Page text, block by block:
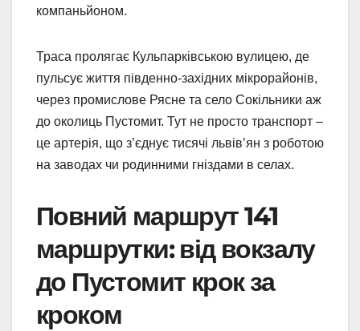
компаньйоном.
Траса пролягає Кульпарківською вулицею, де
пульсує життя південно-західних мікрорайонів,
через промислове Рясне та село Сокільники аж
до околиць Пустомит. Тут не просто транспорт –
це артерія, що з’єднує тисячі львів’ян з роботою
на заводах чи родинними гніздами в селах.
Повний маршрут 141
маршрутки: від вокзалу
до Пустомит крок за
кроком